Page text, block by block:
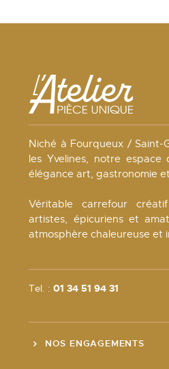
Niché à Fourqueux / Saint-
les Yvelines, notre
élégance art, gastronomie
Véritable carrefour
artistes, épicuriens et
atmosphère chaleureuse et
Tel. :01 34 51 94 31
NOS ENGAGEMENTS